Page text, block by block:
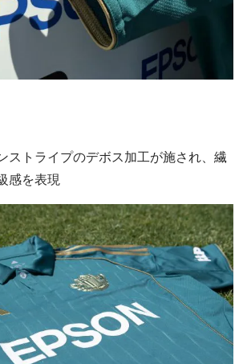
ストライプのデボス加工が施され、繊
感を表現